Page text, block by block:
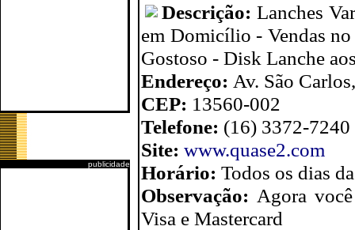
publicidade
Descrição: Lanches
em Domicílio - Vendas
Gostoso - Disk Lanche
Endereço: Av. São
CEP: 13560-002
Telefone: (16) 3372-7240
Site: www.quase2.com
Horário: Todos os dias
Observação: Agora
Visa e Mastercard